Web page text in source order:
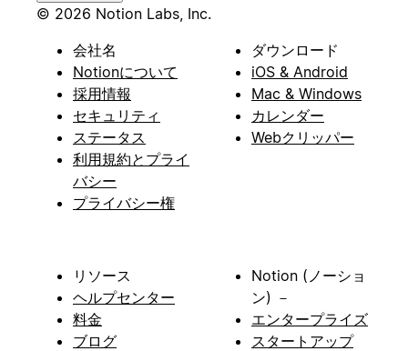
© 2026 Notion Labs, Inc.
会社名
Notionについて
採用情報
セキュリティ
ステータス
利用規約とプライ
バシー
プライバシー権
ダウンロード
iOS & Android
Mac & Windows
カレンダー
Webクリッパー
リソース
ヘルプセンター
料金
ブログ
Notion (ノーショ
ン) －
エンタープライズ
スタートアップ